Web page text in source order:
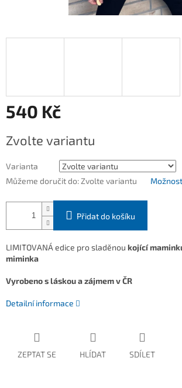
540 Kč
cena:
Zvolte variantu
Varianta
Můžeme doručit do: Zvolte variantu
Přidat do košíku
LIMITOVANÁ edice pro sladěnou kojící
miminka
Vyrobeno s láskou a zájmem v ČR
Detailní informace
ZEPTAT SE HLÍDAT SDÍLET